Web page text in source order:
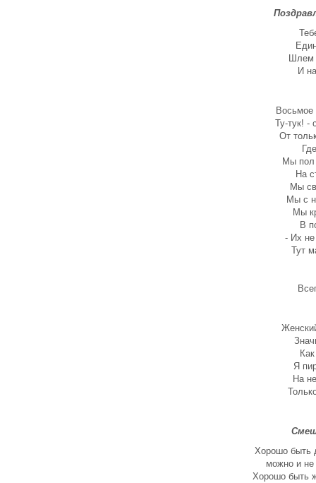
Шлем
И
Восьмое
Ту-тук! -
От
Мы
На
Мы
Мы с
Мы
В
- Их не
Тут
Я
На
Хорошо быть
можно и не
Хорошо быть